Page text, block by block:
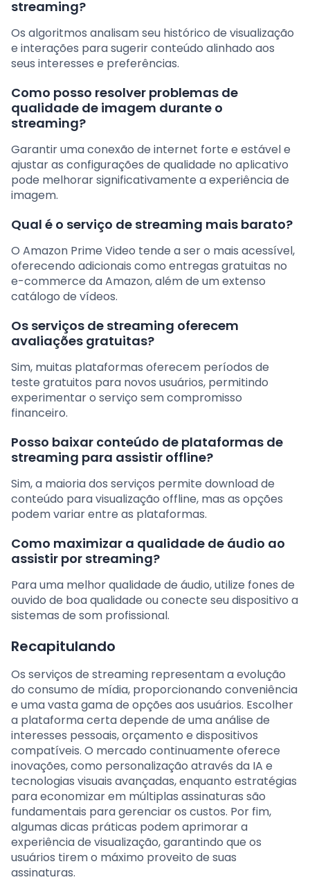
streaming?
Os algoritmos analisam seu histórico de visualização
e interações para sugerir conteúdo alinhado aos
seus interesses e preferências.
Como posso resolver problemas de
qualidade de imagem durante o
streaming?
Garantir uma conexão de internet forte e estável e
ajustar as configurações de qualidade no aplicativo
pode melhorar significativamente a experiência de
imagem.
Qual é o serviço de streaming mais barato?
O Amazon Prime Video tende a ser o mais acessível,
oferecendo adicionais como entregas gratuitas no
e-commerce da Amazon, além de um extenso
catálogo de vídeos.
Os serviços de streaming oferecem
avaliações gratuitas?
Sim, muitas plataformas oferecem períodos de
teste gratuitos para novos usuários, permitindo
experimentar o serviço sem compromisso
financeiro.
Posso baixar conteúdo de plataformas de
streaming para assistir offline?
Sim, a maioria dos serviços permite download de
conteúdo para visualização offline, mas as opções
podem variar entre as plataformas.
Como maximizar a qualidade de áudio ao
assistir por streaming?
Para uma melhor qualidade de áudio, utilize fones de
ouvido de boa qualidade ou conecte seu dispositivo a
sistemas de som profissional.
Recapitulando
Os serviços de streaming representam a evolução
do consumo de mídia, proporcionando conveniência
e uma vasta gama de opções aos usuários. Escolher
a plataforma certa depende de uma análise de
interesses pessoais, orçamento e dispositivos
compatíveis. O mercado continuamente oferece
inovações, como personalização através da IA e
tecnologias visuais avançadas, enquanto estratégias
para economizar em múltiplas assinaturas são
fundamentais para gerenciar os custos. Por fim,
algumas dicas práticas podem aprimorar a
experiência de visualização, garantindo que os
usuários tirem o máximo proveito de suas
assinaturas.